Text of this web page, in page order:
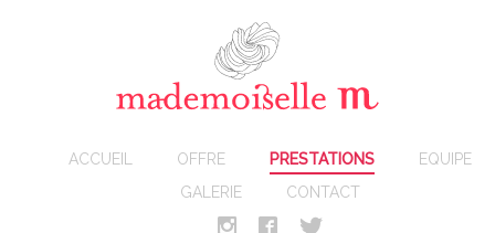
ACCUEIL OFFRE PRESTATIONS
EQUIPE
GALERIE
CONTACT